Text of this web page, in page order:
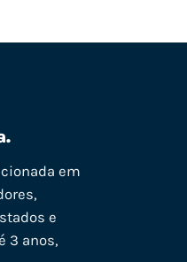
em
e
3 anos,